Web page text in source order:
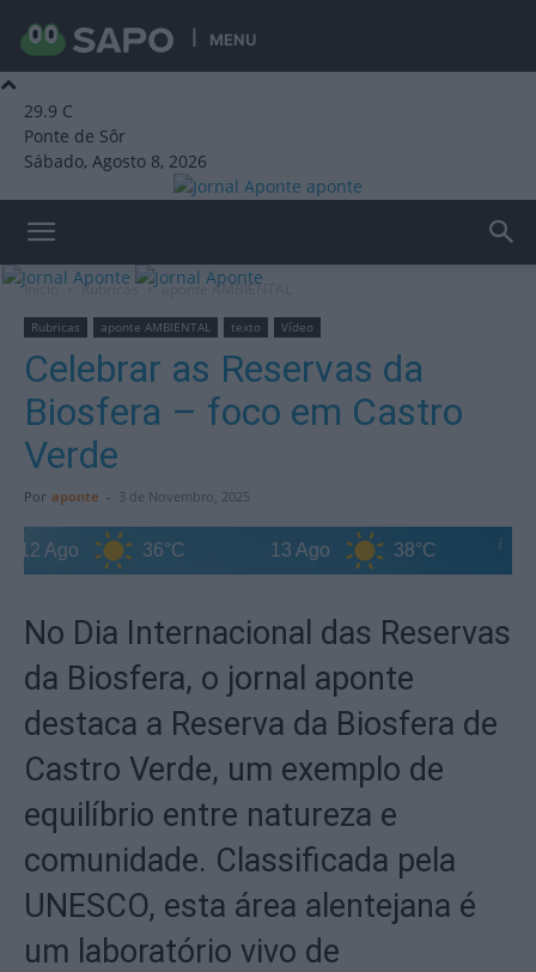
MENU
29.9 C
Ponte de Sôr
Sábado, Agosto 8, 2026
aponte
Início Rubricas aponte AMBIENTAL
Rubricas aponte AMBIENTAL texto Vídeo
Celebrar as Reservas da
Biosfera – foco em Castro
Verde
Por aponte - 3 de Novembro, 2025
Ago 36°C 13 Ago 38°C
No Dia Internacional das Reservas
da Biosfera, o jornal aponte
destaca a Reserva da Biosfera de
Castro Verde, um exemplo de
equilíbrio entre natureza e
comunidade. Classificada pela
UNESCO, esta área alentejana é
um laboratório vivo de